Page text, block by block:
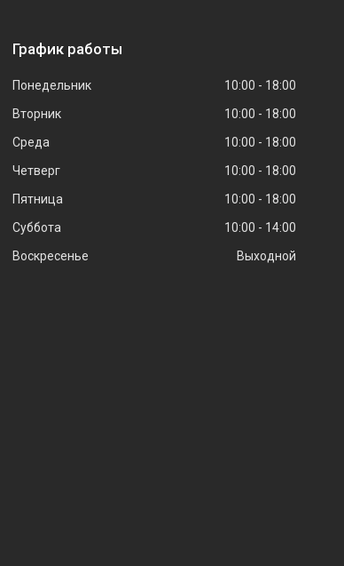
График работы
Понедельник 10:00
18:00
Вторник
10:00
18:00
Среда
10:00
18:00
Четверг
10:00
18:00
Пятница
10:00
18:00
Суббота
10:00
14:00
Воскресенье
Выходной